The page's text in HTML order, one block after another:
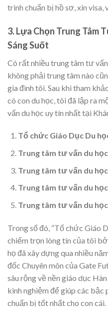
trình chuẩn bị hồ sơ, xin visa,
3. Lựa Chọn Trung Tâm
Sáng Suốt
Có rất nhiều trung tâm tư
không phải trung tâm nào
gia đình tôi. Sau khi tham
có con du học, tôi đã lập ra
vấn du học uy tín nhất tại
Tổ chức Giáo Dục Du
Trung tâm tư vấn du
Trung tâm tư vấn du
Trung tâm tư vấn du
Trung tâm tư vấn du
Trong số đó, “Tổ chức Giáo
chiếm trọn lòng tin của tôi
họ đã xây dựng qua nhiều
đốc Chuyên môn của Gate
sâu rộng về nền giáo dục
kinh nghiệm để giúp các
chuẩn bị tốt nhất cho con cái.